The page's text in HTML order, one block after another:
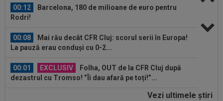
00:12
Barcelona, 180 de milioane de euro pentru
Rodri!
00:08
Mai rău decât CFR Cluj: scorul serii în Europa!
La pauză erau conduși cu 0-2...
00:01 EXCLUSIV
Folha, OUT de la CFR Cluj după
dezastrul cu Tromso! ”Îi dau afară pe toți!”...
Gigi Becali: ”Am vândut un jucător
Vezi ultimele ştiri